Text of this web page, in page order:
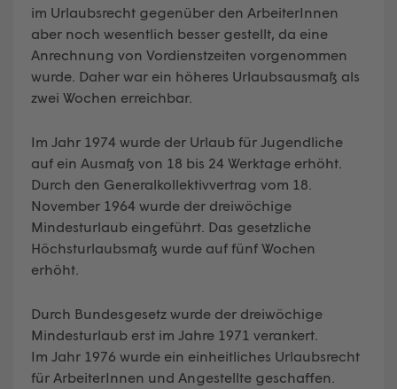
im Urlaubsrecht gegenüber den ArbeiterInnen
aber noch wesentlich besser gestellt, da eine
Anrechnung von Vordienstzeiten vorgenommen
wurde. Daher war ein höheres Urlaubsausmaß als
zwei Wochen erreichbar.
Im Jahr 1974 wurde der Urlaub für Jugendliche
auf ein Ausmaß von 18 bis 24 Werktage erhöht.
Durch den Generalkollektivvertrag vom 18.
November 1964 wurde der dreiwöchige
Mindesturlaub eingeführt. Das gesetzliche
Höchsturlaubsmaß wurde auf fünf Wochen
erhöht.
Durch Bundesgesetz wurde der dreiwöchige
Mindesturlaub erst im Jahre 1971 verankert.
Im Jahr 1976 wurde ein einheitliches Urlaubsrecht
für ArbeiterInnen und Angestellte geschaffen.